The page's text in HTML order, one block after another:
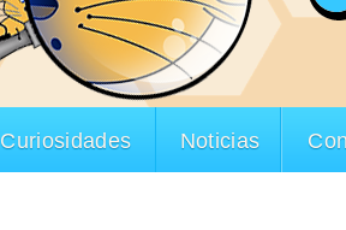
Curiosidades Noticias